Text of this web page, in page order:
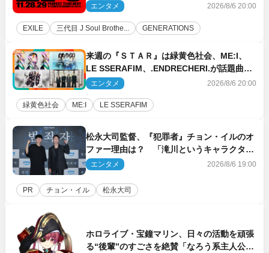
エンタメ 2026/8/6 20:00
EXILE 三代目 J Soul Brothe... GENERATIONS
来週の『ＳＴＡＲ』は緑黄色社会、ME:I、
LE SSERAFIM、.ENDRECHERI.が話題曲を
パフォーマンス！
エンタメ 2026/8/6 20:00
緑黄色社会 ME:I LE SSERAFIM
松永大司監督、『犯罪者』チョン・イルのオ
ファー理由は？ 「滝川というキャラクター
に出会えたことは本当に運が良かった」
エンタメ 2026/8/6 19:00
PR チョン・イル 松永大司
ホロライブ・宝鐘マリン、日々の活動を頑張
る“後輩”のすごさを絶賛「なろう系主人公ま